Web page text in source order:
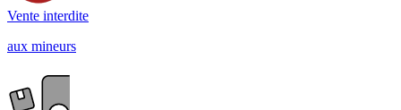
Vente interdite
aux mineurs